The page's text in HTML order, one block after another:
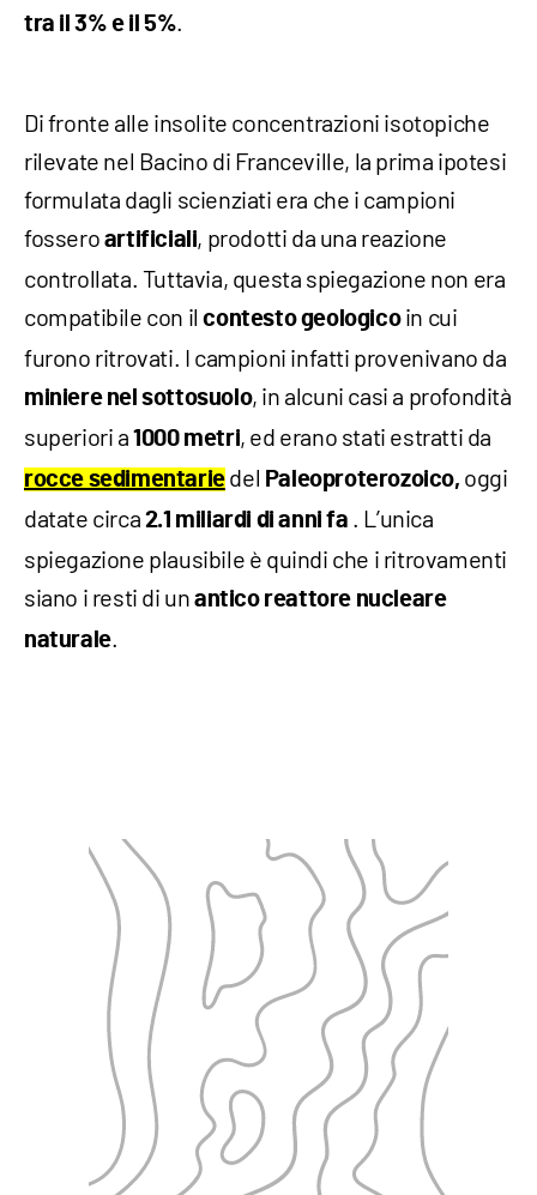
tra il 3% e il 5%.
Di fronte alle insolite concentrazioni isotopiche
rilevate nel Bacino di Franceville, la prima ipotesi
formulata dagli scienziati era che i campioni
fossero artificiali, prodotti da una reazione
controllata. Tuttavia, questa spiegazione non era
compatibile con ilcontesto geologicoin cui
furono ritrovati. I campioni infatti provenivano da
miniere nel sottosuolo, in alcuni casi a profondità
superiori a1000 metri, ed erano stati estratti da
rocce sedimentariedel Paleoproterozoico, oggi
datate circa 2.1 miliardi di anni fa . L’unica
spiegazione plausibile è quindi che i ritrovamenti
siano i resti di un antico reattore nucleare
naturale.